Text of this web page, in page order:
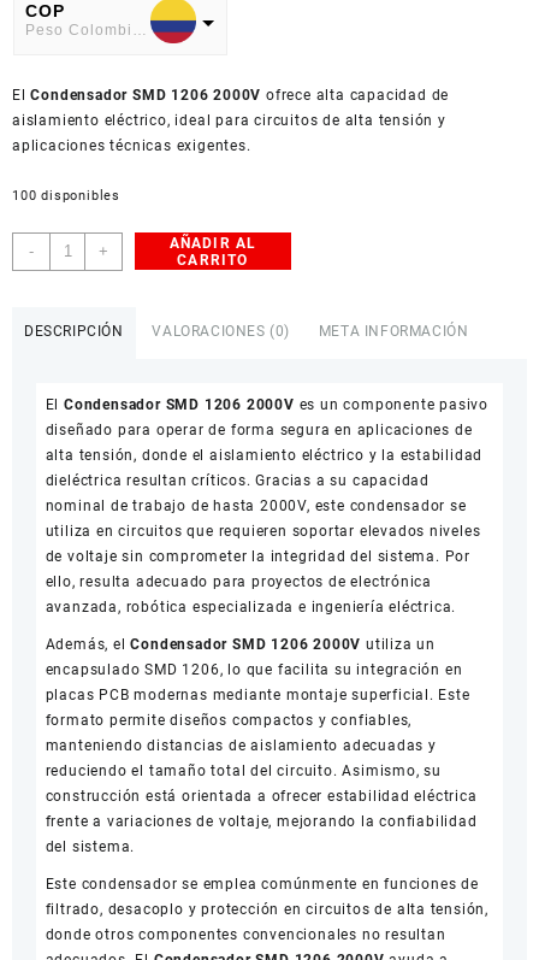
COP
Peso Colombiano
American Dollar
ElCondensador SMD 1206 2000V ofrece alta capacidad de
aislamiento eléctrico, ideal para circuitos de alta tensión y
aplicaciones técnicas exigentes.
100 disponibles
-
Condensador
SMD
cantidad
+
AÑADIR AL
CARRITO
DESCRIPCIÓN VALORACIONES (0) META INFORMACIÓN
El Condensador SMD 1206 2000V es un componente pasivo
diseñado para operar de forma segura en aplicaciones de
alta tensión, donde el aislamiento eléctrico y la estabilidad
dieléctrica resultan críticos. Gracias a su capacidad
nominal de trabajo de hasta 2000V, este condensador se
utiliza en circuitos que requieren soportar elevados niveles
de voltaje sin comprometer la integridad del sistema. Por
ello, resulta adecuado para proyectos de electrónica
avanzada, robótica especializada e ingeniería eléctrica.
Además, elCondensador SMD 1206 2000V utiliza un
encapsulado SMD 1206, lo que facilita su integración en
placas PCB modernas mediante montaje superficial. Este
formato permite diseños compactos y confiables,
manteniendo distancias de aislamiento adecuadas y
reduciendo el tamaño total del circuito. Asimismo, su
construcción está orientada a ofrecer estabilidad eléctrica
frente a variaciones de voltaje, mejorando la confiabilidad
del sistema.
Este condensador se emplea comúnmente en funciones de
filtrado, desacoplo y protección en circuitos de alta tensión,
donde otros componentes convencionales no resultan